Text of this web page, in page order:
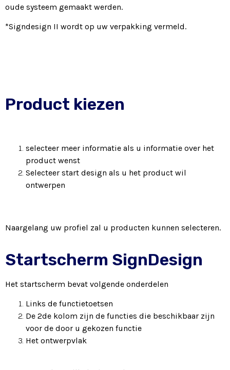
oude systeem gemaakt werden.
*Signdesign II wordt op uw verpakking vermeld.
Product kiezen
selecteer meer informatie als u informatie over het
product wenst
Selecteer start design als u het product wil
ontwerpen
Naargelang uw profiel zal u producten kunnen selecteren.
Startscherm SignDesign
Het startscherm bevat volgende onderdelen
Links de functietoetsen
De 2de kolom zijn de functies die beschikbaar zijn
voor de door u gekozen functie
Het ontwerpvlak